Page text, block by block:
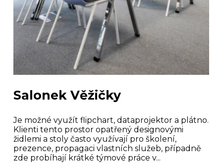
Salonek Věžičky
Je možné využít flipchart, dataprojektor a plátno.
Klienti tento prostor opatřený designovými
židlemi a stoly často využívají pro školení,
prezence, propagaci vlastních služeb, případně
zde probíhají krátké týmové práce v...